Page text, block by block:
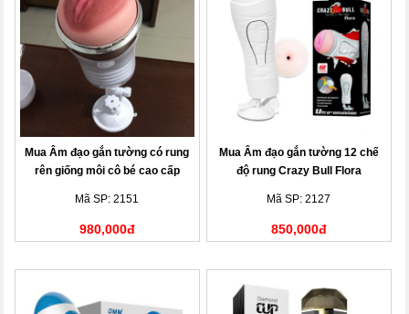
Mua Âm đạo gắn tường có rung
rên giống môi cô bé cao cấp
Mã SP: 2151
980,000đ
Mua Âm đạo gắn tường 12 chế
độ rung Crazy Bull Flora
Mã SP: 2127
850,000đ